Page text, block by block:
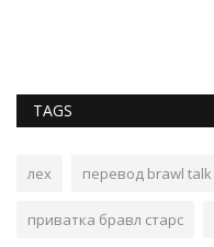
TAGS
лех перевод brawl talk
приватка бравл старс